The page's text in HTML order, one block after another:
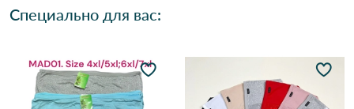
Специально для вас: